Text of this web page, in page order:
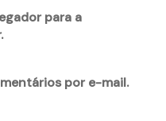
para a
por e-mail.